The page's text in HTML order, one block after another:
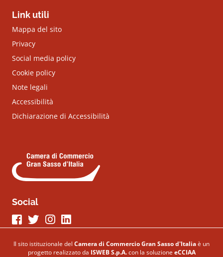
Link utili
Mappa del sito
Privacy
Social media policy
Cookie policy
Note legali
Accessibilità
Dichiarazione di Accessibilità
Social
Seguici su Facebook
Seguici su Twitter
Seguici su Instagram
Seguici su LinkeIn
Il sito istituzionale del Camera di Commercio Gran Sasso d'Italia è un
progetto realizzato da ISWEB S.p.A. con la soluzione eCCIAA